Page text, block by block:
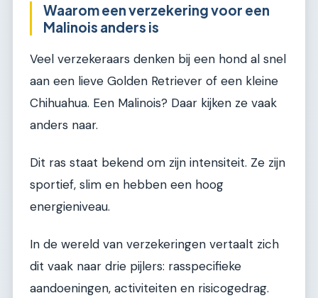
Waarom een verzekering voor een
Malinois anders is
Veel verzekeraars denken bij een hond al snel
aan een lieve Golden Retriever of een kleine
Chihuahua. Een Malinois? Daar kijken ze vaak
anders naar.
Dit ras staat bekend om zijn intensiteit. Ze zijn
sportief, slim en hebben een hoog
energieniveau.
In de wereld van verzekeringen vertaalt zich
dit vaak naar drie pijlers: rasspecifieke
aandoeningen, activiteiten en risicogedrag.